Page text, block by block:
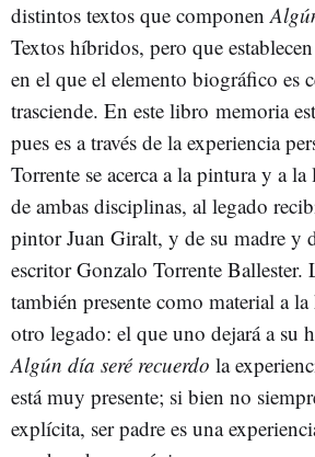
distintos textos que componen
Textos híbridos, pero que
en el que el elemento biográfico es
trasciende. En este libro memoria
pues es a través de la experiencia
Torrente se acerca a la pintura y a la
de ambas disciplinas, al legado
pintor Juan Giralt, y de su madre y
escritor Gonzalo Torrente Ballester.
también presente como material a
otro legado: el que uno dejará a su
Algún día seré recuerdo la
está muy presente; si bien no
explícita, ser padre es una